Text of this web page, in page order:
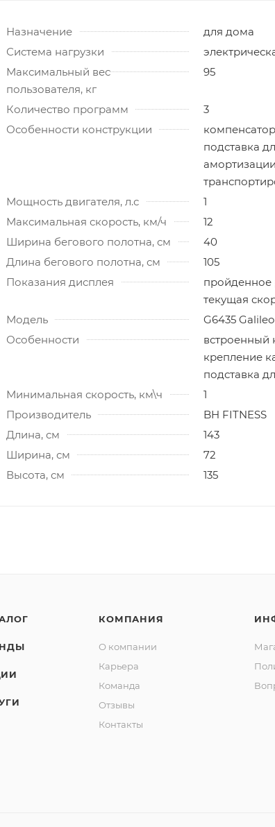
Назначение
для дома
Система нагрузки
Максимальный вес
пользователя, кг
95
Количество программ
3
Особенности конструкции
подставка
Мощность двигателя, л.с
1
Максимальная скорость, км/ч
12
Ширина бегового полотна, см
40
Длина бегового полотна, см
105
Показания дисплея
пройденное
текущая
Модель
G6435
Особенности
встроенный
крепление
подставка
Минимальная скорость, км\ч
1
Производитель
BH FITNESS
Длина, см
143
Ширина, см
72
Высота, см
135
КОМПАНИЯ
О компании
Карьера
Команда
Отзывы
Контакты